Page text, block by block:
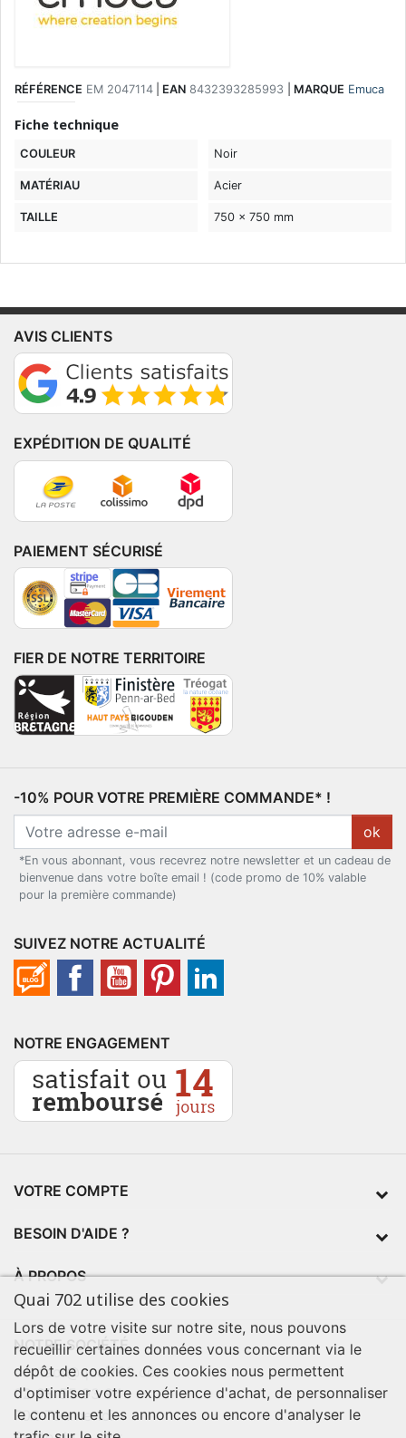
RÉFÉRENCE EM 2047114 EAN 8432393285993 MARQUE Emuca
Fiche technique
COULEUR Noir
MATÉRIAU Acier
TAILLE 750 x 750 mm
AVIS CLIENTS
EXPÉDITION DE QUALITÉ
PAIEMENT SÉCURISÉ
FIER DE NOTRE TERRITOIRE
-10% POUR VOTRE PREMIÈRE COMMANDE* !
ok
*En vous abonnant, vous recevrez notre newsletter et un cadeau de
bienvenue dans votre boîte email ! (code promo de 10% valable
pour la première commande)
SUIVEZ NOTRE ACTUALITÉ
NOTRE ENGAGEMENT
VOTRE COMPTE
BESOIN D'AIDE ?
À PROPOS
NOTRE SOCIÉTÉ
contact@quai702.com
02 98 55 93 94
702 Tourne-Ici
Quai 702 utilise des cookies
Lors de votre visite sur notre site, nous pouvons
recueillir certaines données vous concernant via le
dépôt de cookies. Ces cookies nous permettent
d'optimiser votre expérience d'achat, de personnaliser
le contenu et les annonces ou encore d'analyser le